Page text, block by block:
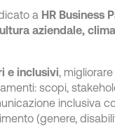
a HR Business
aziendale,
e inclusivi,
scopi,
inclusiva
(genere,